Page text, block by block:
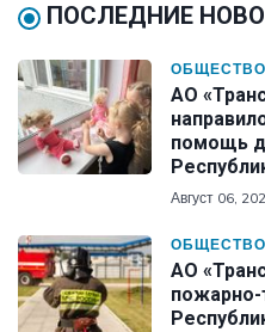
ПОСЛЕДНИЕ
ОБЩЕСТВО
АО
помощь
Август 06,
ОБЩЕСТВО
АО
пожарно-